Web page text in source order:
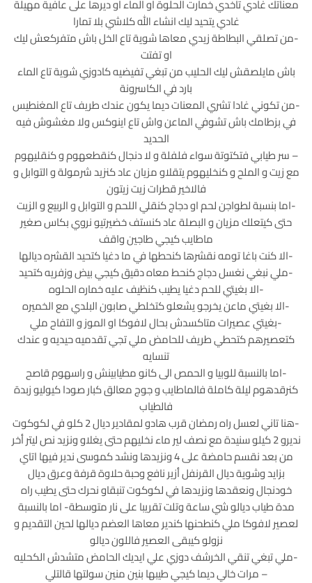
معناتك غادي تاخدي خمارت الحلوة او الماء او ديرها على عافية مهيلة
غادي يتحيد ليك انشاء الله كلاشي بلا تمارا
-من تصلقي البطاطة زيدي معاها شوية تاع الخل باش متفركعش ليك
او تفتت
باش مايلصقش ليك الحليب من تبغي تفيضيه كادوزي شوية تاع الماء
بارد في الكاسرونة
-من تكوني غادا تشري المعنات ديما يكون عندك طريف تاع المغنطيس
في بزطامك باش تشوفي الماعن واش تاع اينوكس ولا مغشوش فيه
الحديد
– سر طيابي فتكتوتة سواء فلفلة و لا دنجال كنقطعهوم و كنقليهوم
مع زيت و الملح و كنخليهوم يتقلاو مزيان عاد كنزيد شرمولة و التوابل و
فالاخير قطرات زيت زيتون
-اما بنسبة لطواجن لحم او دجاج كنقلي اللحم و التوابل و الربيع و الزيت
حتى كيتعلك مزيان و البصلة عاد كنستف خضيرتيو نروي بكاس صغير
ماطايب كيجي طاجين واقف
-الا كنت باغا تومه نقشرها كنحطها في ما دغيا كتحيد القشره ديالها
-ملي نبغي نغسل دجاج كنحط معاه دقيق كيجي بيض وزفريه كتحيد
-الا بغيتي للحم دغيا يطيب كنظيف عليه خماره الحلوه
-الا بغيتي ماعن يخرجو يشعلو كتخلطي صابون البلدي مع الخميره
-بغيتي عصيرات متاكسدش بحال لافوكا او الموز و التفاح ملي
كتعصيرهم كتحطي طريف للحامض ملي تجي تقدميه حيديه و عندك
تنسايه
-اما بالنسبة للوبيا و الحمص الى كانو مطيابينش و راسهوم قاصح
كنرقدهوم ليلة كاملة فالماطايب و جوج معالق كبار صودا كيوليو زبدة
فالطياب
-هنا تاني لعسل راه رمضان قرب هادو لمقادير ديال 2 كلو في لكوكوت
نديرو 2 كيلو سنيدة مع نصف لير ماء نخليهم حتى يغلاو ونزيد نص ليتر أخر
من بعد نقسم حامضة على 4 ونزيدها ونشد كموسى ندير فيها اتاي
بزايد وشوية ديال القرنفل أزير نافع وحبة حلاوة قرفة وعرق ديال
خودنجال ونعقدها ونزيدها في لكوكوت تنبقاو نحرك حتى يطيب راه
مدة طياب ديالو شي ساعة وتلت تقريبا على نار متوسطة- اما بالنسبة
لعصير لافوكا ملي كنطحنها كندير معاها العضم ديالها لحين التقديم و
نزولو كيبقى العصير فاللون ديالو
-ملي تبغي تنقي الخرشف دوزي علي ايديك الحامض متشدش الكحليه
– مرات خالي ديما كيجي طيبها بنين منين سولتها قالتلي